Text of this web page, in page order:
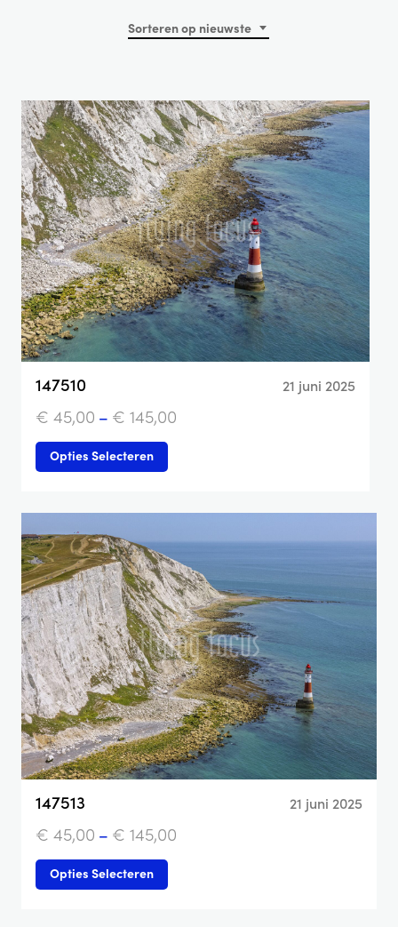
Sorteren op nieuwste
147510 21 juni 2025
€ 45,00 – € 145,00
Opties Selecteren
147513 21 juni 2025
€ 45,00 – € 145,00
Opties Selecteren